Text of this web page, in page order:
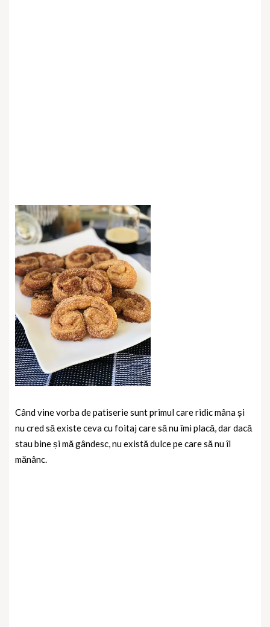
Când vine vorba de patiserie sunt primul care ridic mâna și
nu cred să existe ceva cu foitaj care să nu îmi placă, dar dacă
stau bine și mă gândesc, nu există dulce pe care să nu îl
mănânc.